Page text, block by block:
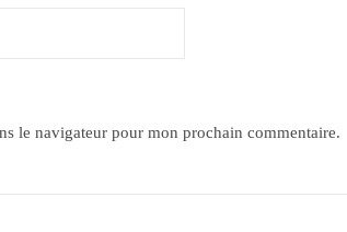
le navigateur pour mon prochain commentaire.